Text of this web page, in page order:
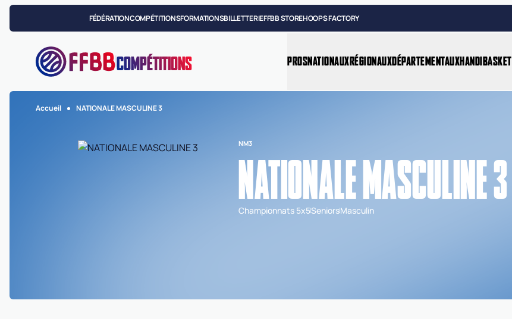
FÉDÉRATIONCOMPÉTITIONSFORMATIONSBILLETTERIEFFBB STOREHOOPS FACTORY
COMPÉTITIONS PROSNATIONAUXRÉGIONAUXDÉPARTEMENTAUXHANDIBASKET
Accueil NATIONALE MASCULINE 3
NM3
NATIONALE MASCULINE 3
Championnats 5x5SeniorsMasculin